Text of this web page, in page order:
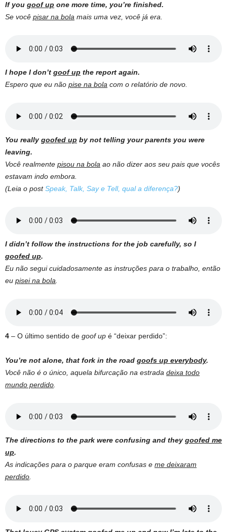
If you goof up one more time, you’re finished.
Se você pisar na bola mais uma vez, você já era.
I hope I don’t goof up the report again.
Espero que eu não pise na bola com o relatório de novo.
You really goofed up by not telling your parents you were
leaving.
Você realmente pisou na bola ao não dizer aos seu pais que vocês
estavam indo embora.
(Leia o postSpeak, Talk, Say e Tell, qual a diferença?)
I didn’t follow the instructions for the job carefully, so I
goofed up.
Eu não segui cuidadosamente as instruções para o trabalho, então
eu pisei na bola
4 – O último sentido de goof up é “deixar perdido”:
You’re not alone, that fork in the road goofs up everybody.
Você não é o único, aquela bifurcação na estrada deixa todo
mundo perdido
The directions to the park were confusing and they goofed me
up.
As indicações para o parque eram confusas e me deixaram
perdido